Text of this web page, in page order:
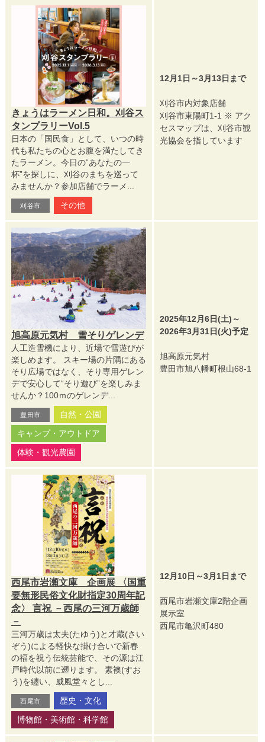
きょうはラーメン日和。刈谷ス
タンプラリーVol.5
日本の「国民食」として、いつの時
代も私たちの心とお腹を満たしてき
たラーメン。今日の“あなたの一
杯”を探しに、刈谷のまちを巡って
みませんか？参加店舗でラーメ...
刈谷市 その他
12月1日～3月13日まで
刈谷市内対象店舗
刈谷市東陽町1-1 ※ アク
セスマップは、刈谷市観
光協会を指しています
旭高原元気村 雪そりゲレンデ
人工造雪機により、近場で雪遊びが
楽しめます。 スキー場の片隅にある
そり広場ではなく、そり専用ゲレン
デで安心して“そり遊び”を楽しみま
せんか？100ｍのゲレンデ...
豊田市
自然・公園
キャンプ・アウトドア
体験・観光農園
2025年12月6日(土)～
2026年3月31日(火)予定
旭高原元気村
豊田市旭八幡町根山68-1
西尾市岩瀬文庫 企画展 〈国重
要無形民俗文化財指定30周年記
念〉 言祝 －西尾の三河万歳師
－
三河万歳は太夫(たゆう)と才蔵(さい
ぞう)による軽快な掛け合いで新春
の福を祝う伝統芸能で、その源は江
戸時代以前に遡ります。 素襖(すお
う)を纏い、威風堂々とし...
西尾市
歴史・文化
博物館・美術館・科学館
12月10日～3月1日まで
西尾市岩瀬文庫2階企画
展示室
西尾市亀沢町480